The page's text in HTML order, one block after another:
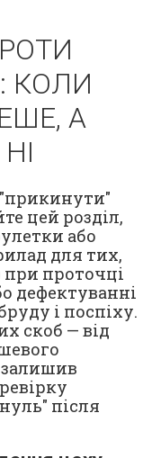
КОЛИ
А
цей розділ,
або
для тих,
при проточці
дефектуванні
і поспіху.
скоб — від
залишив
після